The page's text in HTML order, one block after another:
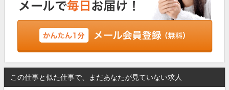
この仕事と似た仕事で、まだあなたが見ていない求人